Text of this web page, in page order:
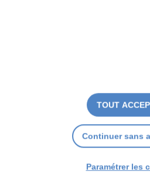
TOUT
Continuer sans
Paramétrer les